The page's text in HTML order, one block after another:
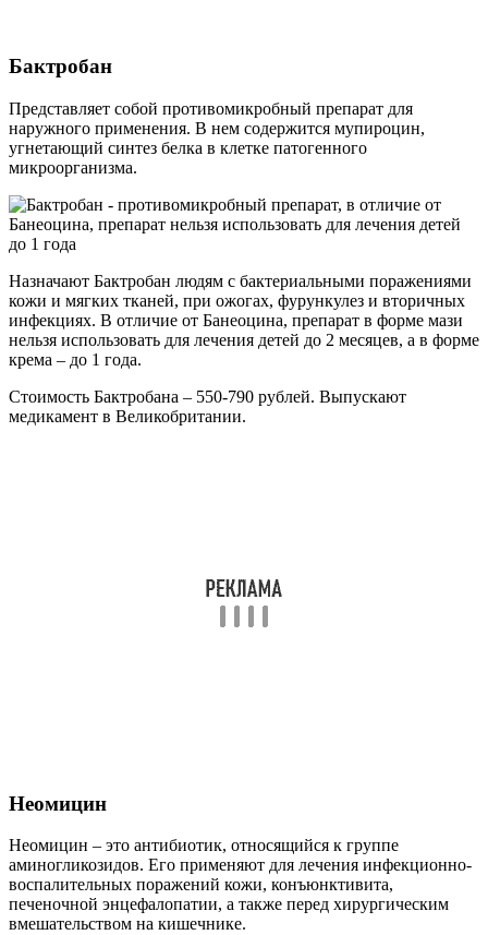
Бактробан
Представляет собой противомикробный препарат для
наружного применения. В нем содержится мупироцин,
угнетающий синтез белка в клетке патогенного
микроорганизма.
Назначают Бактробан людям с бактериальными поражениями
кожи и мягких тканей, при ожогах, фурункулез и вторичных
инфекциях. В отличие от Банеоцина, препарат в форме мази
нельзя использовать для лечения детей до 2 месяцев, а в форме
крема – до 1 года.
Стоимость Бактробана – 550-790 рублей. Выпускают
медикамент в Великобритании.
Неомицин
Неомицин – это антибиотик, относящийся к группе
аминогликозидов. Его применяют для лечения инфекционно-
воспалительных поражений кожи, конъюнктивита,
печеночной энцефалопатии, а также перед хирургическим
вмешательством на кишечнике.